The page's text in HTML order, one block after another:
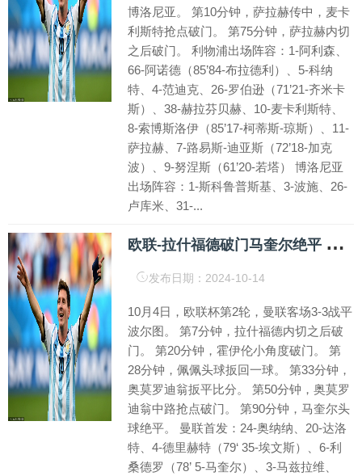
博洛尼亚。 第10分钟，萨拉赫传中，麦卡
利斯特抢点破门。 第75分钟，萨拉赫内切
之后破门。 利物浦出场阵容：1-阿利森、
66-阿诺德（85’84-布拉德利）、5-科纳
特、4-范迪克、26-罗伯逊（71’21-齐米卡
斯）、38-赫拉芬贝赫、10-麦卡利斯特、
8-索博斯洛伊（85’17-柯蒂斯-琼斯）、11-
萨拉赫、7-路易斯-迪亚斯（72’18-加克
波）、9-努涅斯（61’20-若塔） 博洛尼亚
出场阵容：1-斯科鲁普斯基、3-波施、26-
卢库米、31-...
欧
联-拉什福德破门马奎尔绝平 曼联3-3波尔图
发布日期：2024-10-14
10月4日，欧联杯第2轮，曼联客场3-3战平
波尔图。 第7分钟，拉什福德内切之后破
门。 第20分钟，霍伊伦小角度破门。 第
28分钟，佩佩头球扳回一球。 第33分钟，
奥莫罗迪翁扳平比分。 第50分钟，奥莫罗
迪翁中路抢点破门。 第90分钟，马奎尔头
球绝平。 曼联首发：24-奥纳纳、20-达洛
特、4-德里赫特（79‘ 35-埃文斯）、6-利
桑德罗（78’ 5-马奎尔）、3-马兹拉维、